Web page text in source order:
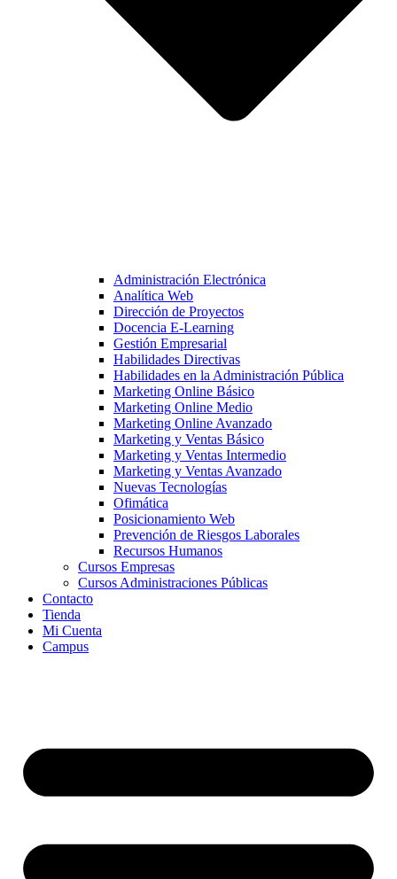
Administración Electrónica
Analítica Web
Dirección de Proyectos
Docencia E-Learning
Gestión Empresarial
Habilidades Directivas
Habilidades en la Administración Pública
Marketing Online Básico
Marketing Online Medio
Marketing Online Avanzado
Marketing y Ventas Básico
Marketing y Ventas Intermedio
Marketing y Ventas Avanzado
Nuevas Tecnologías
Ofimática
Posicionamiento Web
Prevención de Riesgos Laborales
Recursos Humanos
Cursos Empresas
Cursos Administraciones Públicas
Contacto
Tienda
Mi Cuenta
Campus